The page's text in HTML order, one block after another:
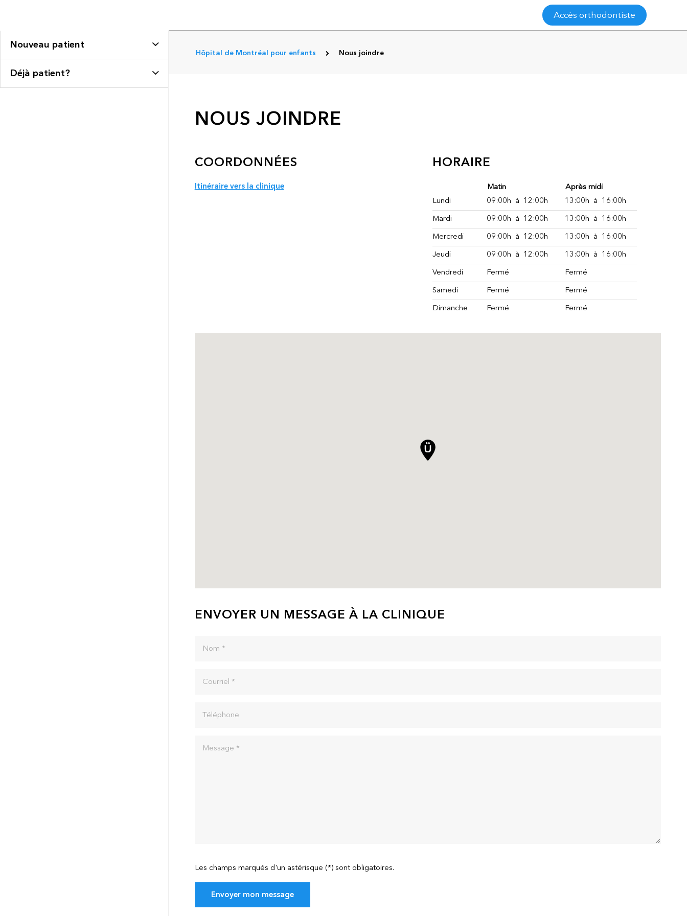
Accès orthodontiste
Nouveau patient
Déjà patient?
Hôpital de Montréal pour enfants Nous joindre
NOUS JOINDRE
COORDONNÉES
Itinéraire vers la clinique
HORAIRE
Matin
Après midi
Lundi
09:00h à 12:00h 13:00h à 16:00h
Mardi 09:00h à 12:00h 13:00h à 16:00h
Mercredi 09:00h à 12:00h 13:00h à 16:00h
Jeudi 09:00h à 12:00h 13:00h à 16:00h
Vendredi Fermé Fermé
Samedi Fermé Fermé
Dimanche Fermé Fermé
ENVOYER UN MESSAGE À LA CLINIQUE
Nom *
Courriel *
Téléphone
Message *
Les champs marqués d'un astérisque (*) sont obligatoires.
Envoyer mon message